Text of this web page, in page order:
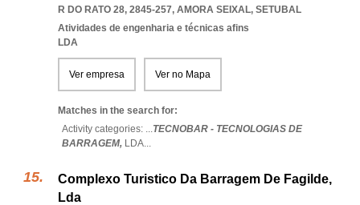
R DO RATO 28, 2845-257, AMORA SEIXAL, SETUBAL
Atividades de engenharia e técnicas afins
LDA
Ver empresa Ver no Mapa
Matches in the search for:
Activity categories: ...TECNOBAR - TECNOLOGIAS DE
BARRAGEM, LDA...
Complexo Turistico Da Barragem De Fagilde,
Lda